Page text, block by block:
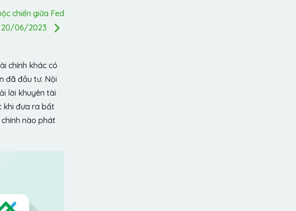
chiến giữa Fed
20/06/2023
chính khác có
đã đầu tư. Nội
lời khuyên tài
khi đưa ra bất
nào phát